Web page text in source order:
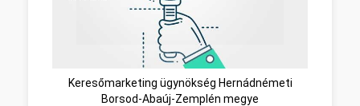
Keresőmarketing ügynökség Hernádnémeti
Borsod-Abaúj-Zemplén megye